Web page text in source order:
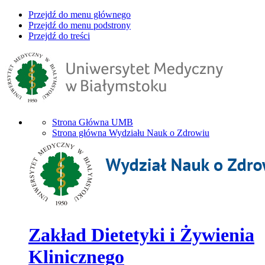
Przejdź do menu głównego
Przejdź do menu podstrony
Przejdź do treści
Strona Główna UMB
Strona główna Wydziału Nauk o Zdrowiu
Zakład Dietetyki i Żywienia
Klinicznego